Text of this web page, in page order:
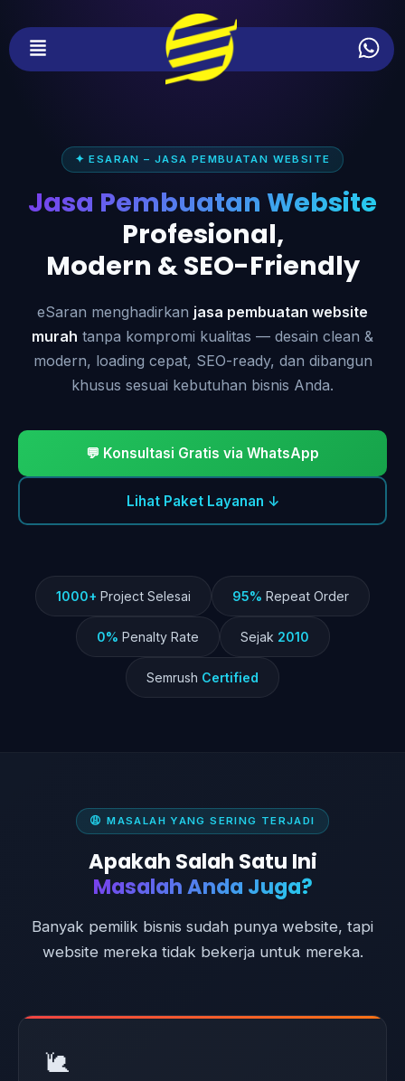
✦ ESARAN – JASA PEMBUATAN WEBSITE
Jasa Pembuatan Website
Profesional,
Modern & SEO-Friendly
eSaran menghadirkan jasa pembuatan website
murah tanpa kompromi kualitas — desain clean &
modern, loading cepat, SEO-ready, dan dibangun
khusus sesuai kebutuhan bisnis Anda.
💬 Konsultasi Gratis via WhatsApp
Lihat Paket Layanan ↓
1000+ Project Selesai 95% Repeat Order
0% Penalty Rate Sejak 2010
Semrush Certified
😩 MASALAH YANG SERING TERJADI
Apakah Salah Satu Ini
Masalah Anda Juga?
Banyak pemilik bisnis sudah punya website, tapi
website mereka tidak bekerja untuk mereka.
🐌